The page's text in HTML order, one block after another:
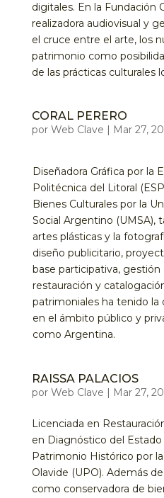
digitales. En la Fundación
realizadora audiovisual y
el cruce entre el arte, los
patrimonio como
de las prácticas culturales
CORAL PERERO
por Web Clave | Mar 27,
Diseñadora Gráfica por la
Politécnica del Litoral
Bienes Culturales por la
Social Argentino (UMSA),
artes plásticas y la
diseño publicitario,
base participativa, gestión
restauración y
patrimoniales ha tenido la
en el ámbito público y
como Argentina.
RAISSA PALACIOS
por Web Clave | Mar 27,
Licenciada en
en Diagnóstico del
Patrimonio Histórico por
Olavide (UPO). Además
como conservadora de